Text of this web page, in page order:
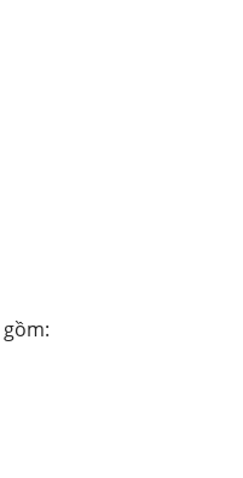
gồm: